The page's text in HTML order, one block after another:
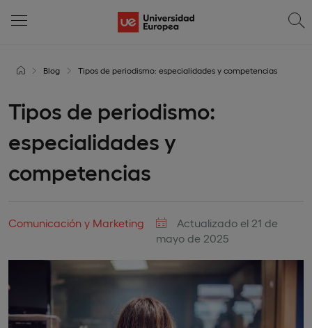
Blog Tipos de periodismo: especialidades y competencias
Tipos de periodismo:
especialidades y
competencias
Comunicación y Marketing
Actualizado el 21 de
mayo de 2025